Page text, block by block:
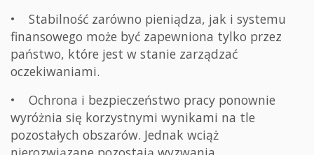
• Stabilność zarówno pieniądza, jak i systemu
finansowego może być zapewniona tylko przez
państwo, które jest w stanie zarządzać
oczekiwaniami.
• Ochrona i bezpieczeństwo pracy ponownie
wyróżnia się korzystnymi wynikami na tle
pozostałych obszarów. Jednak wciąż